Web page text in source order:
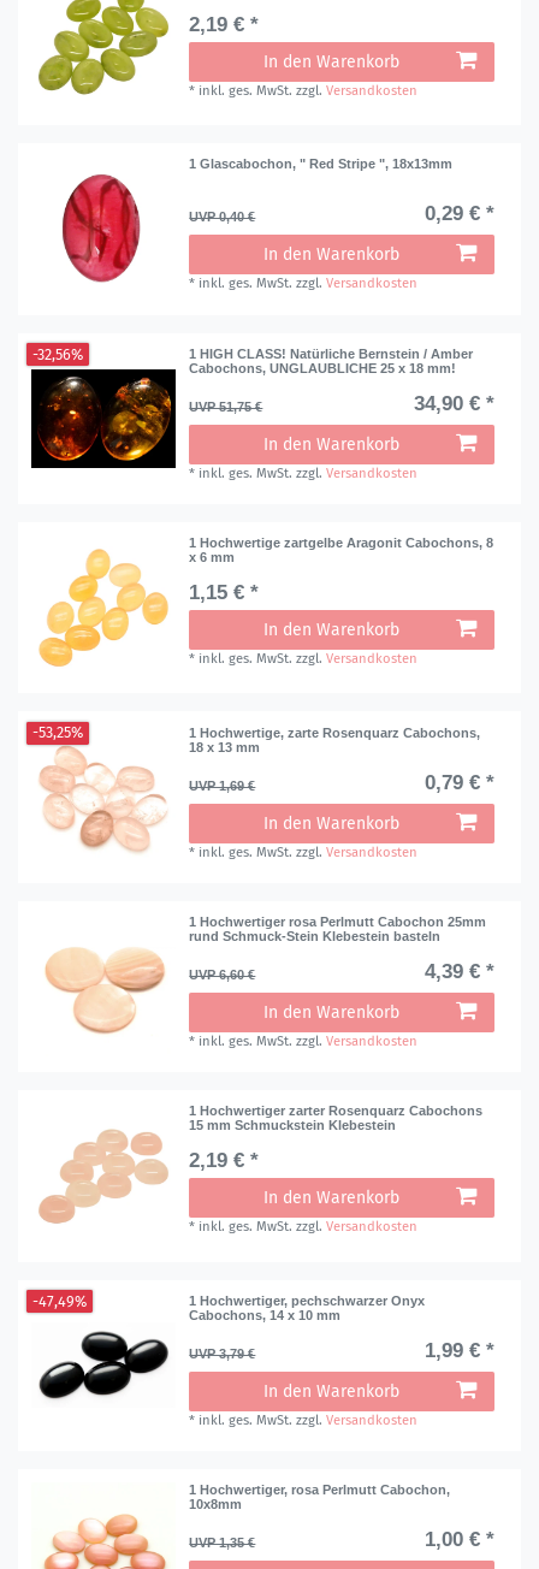
2,19 € *
In den Warenkorb
* inkl. ges. MwSt. zzgl.Versandkosten
1 Glascabochon, " Red Stripe ", 18x13mm
UVP 0,40 € 0,29 € *
In den Warenkorb
* inkl. ges. MwSt. zzgl.Versandkosten
-32,56%
1 HIGH CLASS! Natürliche Bernstein / Amber
Cabochons, UNGLAUBLICHE 25 x 18 mm!
UVP 51,75 € 34,90 € *
In den Warenkorb
* inkl. ges. MwSt. zzgl.Versandkosten
1 Hochwertige zartgelbe Aragonit Cabochons, 8
x 6 mm
1,15 € *
In den Warenkorb
* inkl. ges. MwSt. zzgl.Versandkosten
-53,25%
1 Hochwertige, zarte Rosenquarz Cabochons,
18 x 13 mm
UVP 1,69 € 0,79 € *
In den Warenkorb
* inkl. ges. MwSt. zzgl.Versandkosten
1 Hochwertiger rosa Perlmutt Cabochon 25mm
rund Schmuck-Stein Klebestein basteln
UVP 6,60 € 4,39 € *
In den Warenkorb
* inkl. ges. MwSt. zzgl.Versandkosten
1 Hochwertiger zarter Rosenquarz Cabochons
15 mm Schmuckstein Klebestein
2,19 € *
In den Warenkorb
* inkl. ges. MwSt. zzgl.Versandkosten
-47,49%
1 Hochwertiger, pechschwarzer Onyx
Cabochons, 14 x 10 mm
UVP 3,79 € 1,99 € *
In den Warenkorb
* inkl. ges. MwSt. zzgl.Versandkosten
1 Hochwertiger, rosa Perlmutt Cabochon,
10x8mm
UVP 1,35 € 1,00 € *